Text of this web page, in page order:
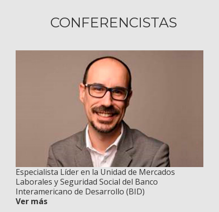
CONFERENCISTAS
Especialista Líder en la Unidad de Mercados
Laborales y Seguridad Social del Banco
Interamericano de Desarrollo (BID)
Ver más